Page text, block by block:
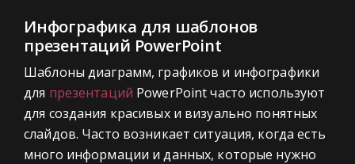
Инфографика для шаблонов
презентаций PowerPoint
Шаблоны диаграмм, графиков и инфографики
для презентаций PowerPoint часто используют
для создания красивых и визуально понятных
слайдов. Часто возникает ситуация, когда есть
много информации и данных, которые нужно